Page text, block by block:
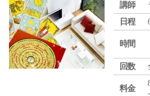
講師
日程
時間
回数
料金